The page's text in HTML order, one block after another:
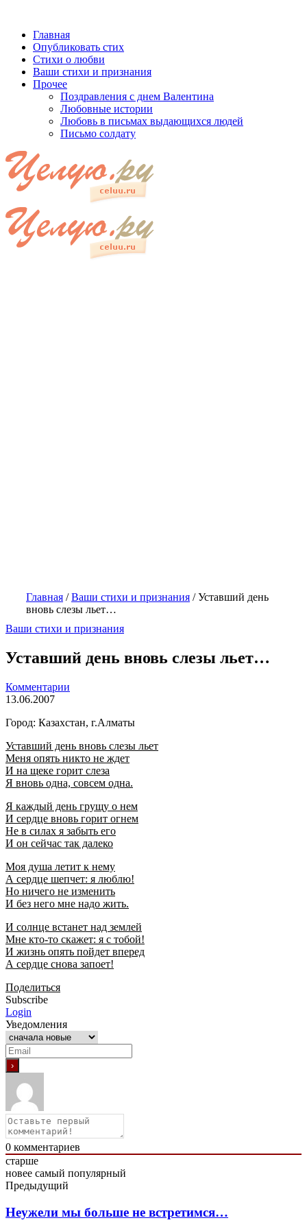
Главная
Опубликовать стих
Стихи о любви
Ваши стихи и признания
Прочее
Поздравления с днем Валентина
Любовные истории
Любовь в письмах выдающихся людей
Письмо солдату
Главная /Ваши стихи и признания /Уставший день
вновь слезы льет…
Ваши стихи и признания
Уставший день вновь слезы льет…
Комментарии
13.06.2007
Город: Казахстан, г.Алматы
Уставший день вновь слезы льет
Меня опять никто не ждет
И на щеке горит слеза
Я вновь одна, совсем одна.
Я каждый день грущу о нем
И сердце вновь горит огнем
Не в силах я забыть его
И он сейчас так далеко
Моя душа летит к нему
А сердце шепчет: я люблю!
Но ничего не изменить
И без него мне надо жить.
И солнце встанет над землей
Мне кто-то скажет: я с тобой!
И жизнь опять пойдет вперед
А сердце снова запоет!
Поделиться
Subscribe
Login
Уведомления
0 комментариев
старше
новее самый популярный
Предыдущий
Неужели мы больше не встретимся…